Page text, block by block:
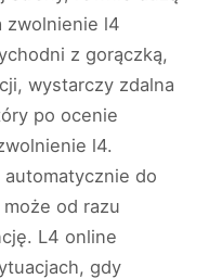
zwolnienie l4
z gorączką,
wystarczy zdalna
po ocenie
l4.
do
od razu
L4 online
gdy